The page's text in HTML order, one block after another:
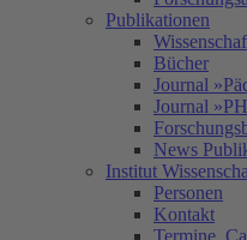
Publikationen
Bücher
Journal
Journal
News
Institut
Personen
Kontakt